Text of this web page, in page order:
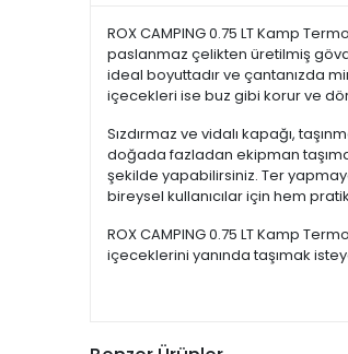
ROX CAMPING 0.75 LT Kamp
paslanmaz çelikten üretilmiş
ideal boyuttadır ve çantanızda
içecekleri ise buz gibi korur ve
Sızdırmaz ve vidalı kapağı,
doğada fazladan ekipman
şekilde yapabilirsiniz. Ter
bireysel kullanıcılar için hem
ROX CAMPING 0.75 LT Kamp
içeceklerini yanında taşımak